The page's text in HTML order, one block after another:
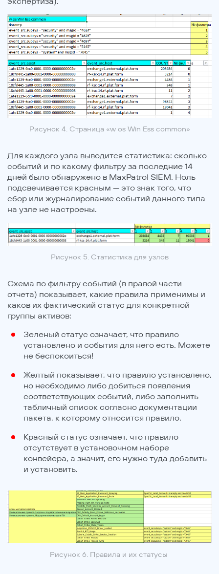
Рисунок 4. Страница «w os Win Ess common»
Для каждого узла выводится статистика: сколько
событий и по какому фильтру за последние 14
дней было обнаружено в MaxPatrol SIEM. Ноль
подсвечивается красным — это знак того, что
сбор или журналирование событий данного типа
на узле не настроены.
Рисунок 5. Статистика для узлов
Схема по фильтру событий (в правой части
отчета) показывает, какие правила применимы и
каков их фактический статус для конкретной
группы активов:
Зеленый статус означает, что правило
установлено и события для него есть. Можете
не беспокоиться!
Желтый показывает, что правило установлено,
но необходимо либо добиться появления
соответствующих событий, либо заполнить
табличный список согласно документации
пакета, к которому относится правило.
Красный статус означает, что правило
отсутствует в установочном наборе
конвейера, а значит, его нужно туда добавить
и установить.
Рисунок 6. Правила и их статусы